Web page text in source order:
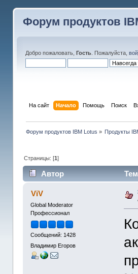
Форум продуктов
Добро пожаловать, Гость. Пожалуйста,
На сайт Начало Помощь Поиск
Форум продуктов IBM Lotus » Продукты
Страницы: [1]
Автор
ViV
Global Moderator
Профессионал
Сообщений: 1428
Владимир Егоров